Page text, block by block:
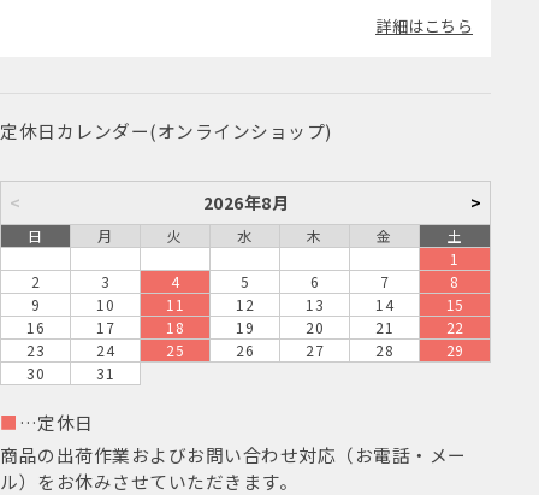
詳細はこちら
定休日カレンダー(オンラインショップ)
< 2026年8月 >
日 月 火 水 木 金
土
1
2
3 4 5 6 7
8
9
10 11 12 13 14
15
16
17 18 19 20 21
22
23
24 25 26 27 28
29
30
31
■ …定休日
商品の出荷作業およびお問い合わせ対応（お電話・メー
ル）をお休みさせていただきます。